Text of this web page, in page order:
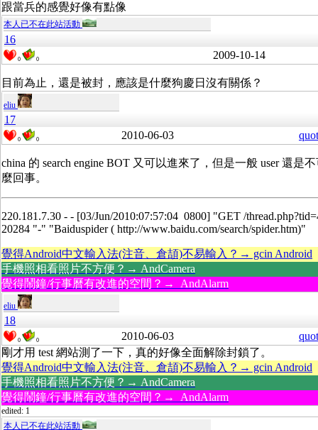
跟當兵的感覺好像有點像
本人已不在此站活動
16
0 0 2009-10-14
目前為止，還是被封，應該是什麼狗慶日沒有關係？
eliu
17
0 0 2010-06-03
china 的 search engine BOT 又可以進來了，但是一般 user 還是
麼回事。
220.181.7.30 - - [03/Jun/2010:07:57:04 0800] "GET /
20284 "-" "Baiduspider ( http://www.baidu.com/search/spider.htm)"
覺得Android中文輸入法(注音、倉頡)不易輸入？→ gcin Android
手機照相看照片不方便？→ AndCamera
覺得鬧鐘/行事曆有改進的空間？→ AndAlarm
eliu
18
0 0 2010-06-03
剛才用 test 網站測了一下，真的好像全面解除封鎖了。
覺得Android中文輸入法(注音、倉頡)不易輸入？→ gcin Android
手機照相看照片不方便？→ AndCamera
覺得鬧鐘/行事曆有改進的空間？→ AndAlarm
edited: 1
本人已不在此站活動